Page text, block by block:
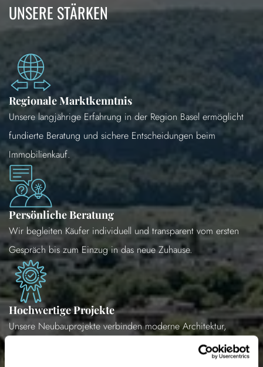
UNSERE STÄRKEN
Regionale Marktkenntnis
Unsere langjährige Erfahrung in der Region Basel ermöglicht
fundierte Beratung und sichere Entscheidungen beim
Immobilienkauf.
Persönliche Beratung
Wir begleiten Käufer individuell und transparent vom ersten
Gespräch bis zum Einzug in das neue Zuhause.
Hochwertige Projekte
Unsere Neubauprojekte verbinden moderne Architektur,
hochwertige Materialien und nachhaltige Wohnqualität.